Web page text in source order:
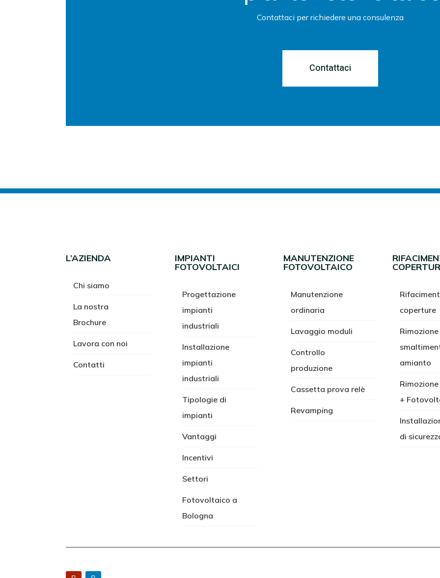
Contattaci per richiedere una consulenza
Contattaci
L’AZIENDA
Chi siamo
La nostra
Brochure
Lavora con noi
Contatti
IMPIANTI
FOTOVOLTAICI
Progettazione
impianti
industriali
Installazione
impianti
industriali
Tipologie di
impianti
Vantaggi
Incentivi
Settori
Fotovoltaico a
Bologna
MANUTENZIONE
FOTOVOLTAICO
Manutenzione
ordinaria
Lavaggio moduli
Controllo
produzione
Cassetta prova relè
Revamping
coperture
Rimozione
amianto
+
di